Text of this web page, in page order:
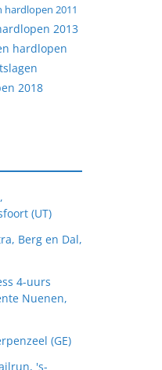
hardlopen 2011
2013
hardlopen
2018
(UT)
Berg en Dal,
4-uurs
Nuenen,
(GE)
's-